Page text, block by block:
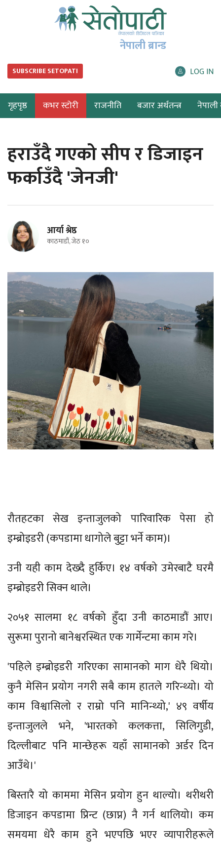
नेपाली ब्रान्ड
SUBSCRIBE SETOPATI LOG IN
गृहपृष्ठ कभर स्टोरी राजनीति बजार अर्थतन्त्र नेपाली
हराउँदै गएको सीप र डिजाइन
फर्काउँदै 'जेनजी'
आर्या श्रेष्ठ
काठमाडौं, जेठ १०
रौतहटका सेख इन्ताजुलको पारिवारिक पेसा हो
इम्ब्रोइडरी (कपडामा धागोले बुट्टा भर्ने काम)।
उनी यही काम देख्दै हुर्किए। १४ वर्षको उमेरबाटै घरमै
इम्ब्रोइडरी सिक्न थाले।
२०५१ सालमा १८ वर्षको हुँदा उनी काठमाडौं आए।
सुरूमा पुरानो बानेश्वरस्थित एक गार्मेन्टमा काम गरे।
'पहिले इम्ब्रोइडरी गरिएका सामानको माग धेरै थियो।
कुनै मेसिन प्रयोग नगरी सबै काम हातले गरिन्थ्यो। यो
काम विश्वासिलो र राम्रो पनि मानिन्थ्यो,' ४९ वर्षीय
इन्ताजुलले भने, 'भारतको कलकत्ता, सिलिगुडी,
दिल्लीबाट पनि मान्छेहरू यहाँ सामानको अर्डर दिन
आउँथे।'
बिस्तारै यो काममा मेसिन प्रयोग हुन थाल्यो। थरीथरी
डिजाइन कपडामा प्रिन्ट (छाप्न) नै गर्न थालियो। कम
समयमा धेरै काम हुने भएपछि भएर व्यापारीहरूले